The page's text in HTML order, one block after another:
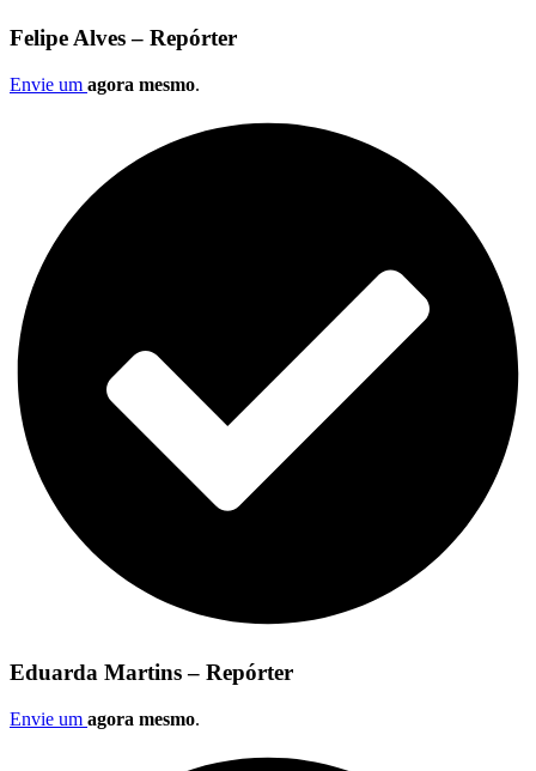
Felipe Alves – Repórter
Envie um agora mesmo.
Eduarda Martins – Repórter
Envie um agora mesmo.